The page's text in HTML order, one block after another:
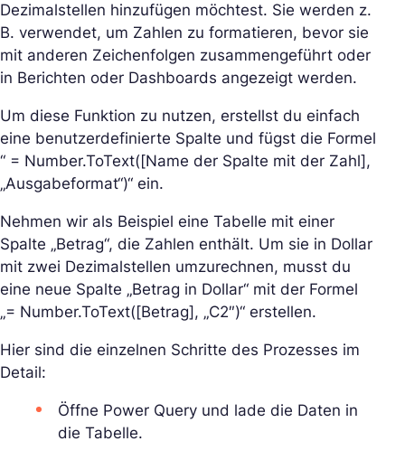
Dezimalstellen hinzufügen möchtest. Sie werden z.
B. verwendet, um Zahlen zu formatieren, bevor sie
mit anderen Zeichenfolgen zusammengeführt oder
in Berichten oder Dashboards angezeigt werden.
Um diese Funktion zu nutzen, erstellst du einfach
eine benutzerdefinierte Spalte und fügst die Formel
“ = Number.ToText([Name der Spalte mit der Zahl],
„Ausgabeformat“)“ ein.
Nehmen wir als Beispiel eine Tabelle mit einer
Spalte „Betrag“, die Zahlen enthält. Um sie in Dollar
mit zwei Dezimalstellen umzurechnen, musst du
eine neue Spalte „Betrag in Dollar“ mit der Formel
„= Number.ToText([Betrag], „C2″)“ erstellen.
Hier sind die einzelnen Schritte des Prozesses im
Detail:
Öffne Power Query und lade die Daten in
die Tabelle.